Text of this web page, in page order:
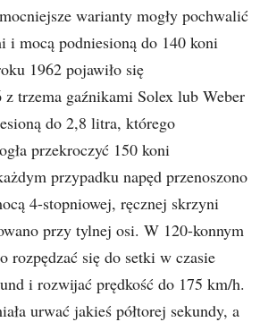
warianty mogły pochwalić
i mocą podniesioną do 140 koni
1962 pojawiło się
trzema gaźnikami Solex lub Weber
do 2,8 litra, którego
przekroczyć 150 koni
przypadku napęd przenoszono
4-stopniowej, ręcznej skrzyni
przy tylnej osi. W 120-konnym
rozpędzać się do setki w czasie
i rozwijać prędkość do 175 km/h.
urwać jakieś półtorej sekundy, a